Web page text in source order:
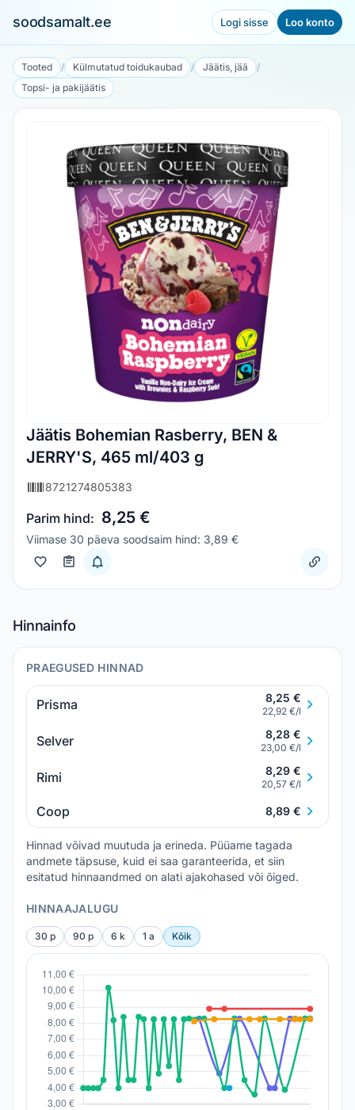
soodsamalt.ee Logi sisse Loo konto
Tooted / Külmutatud toidukaubad / Jäätis, jää
/
Topsi- ja pakijäätis
Jäätis Bohemian Rasberry, BEN &
JERRY'S, 465 ml/403 g
8721274805383
Parim hind: 8,25 €
Viimase 30 päeva soodsaim hind: 3,89 €
Hinnainfo
PRAEGUSED HINNAD
Prisma 8,25 €
22,92 €/l
Selver 8,28 €
23,00 €/l
Rimi 8,29 €
20,57 €/l
Coop 8,89 €
Hinnad võivad muutuda ja erineda. Püüame tagada
andmete täpsuse, kuid ei saa garanteerida, et siin
esitatud hinnaandmed on alati ajakohased või õiged.
HINNAAJALUGU
30 p 90 p 6 k 1 a Kõik